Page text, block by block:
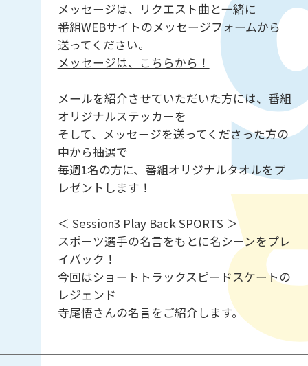
メッセージは、リクエスト曲と一緒に
番組WEBサイトのメッセージフォームから
送ってください。
メッセージは、こちらから！
メールを紹介させていただいた方には、番組
オリジナルステッカーを
そして、メッセージを送ってくださった方の
中から抽選で
毎週1名の方に、番組オリジナルタオルをプ
レゼントします！
＜ Session3 Play Back SPORTS ＞
スポーツ選手の名言をもとに名シーンをプレ
イバック！
今回はショートトラックスピードスケートの
レジェンド
寺尾悟さんの名言をご紹介します。